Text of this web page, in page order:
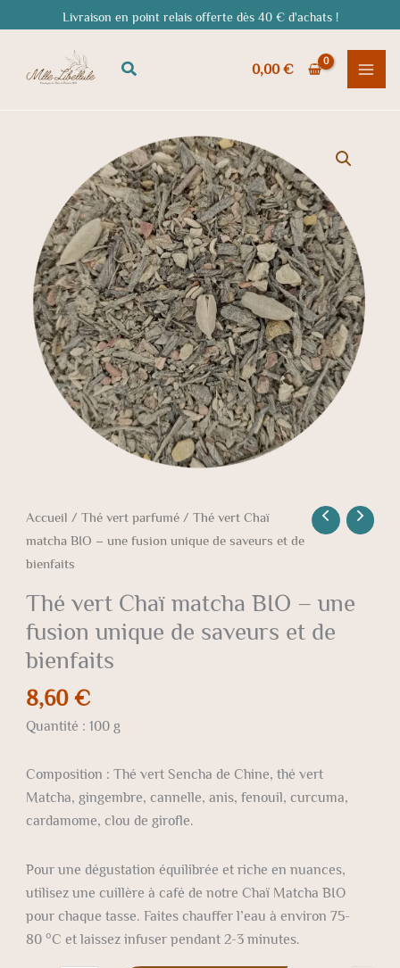
au
Livraison en point relais offerte dès 40 € d'achats !
Rechercher 0,00€
Accueil / Thé vert parfumé/ Thé vert Chaï
matcha BIO – une fusion unique de saveurs et de
bienfaits
Thé vert Chaï matcha BIO – une
fusion unique de saveurs et de
bienfaits
8,60 €
Quantité : 100 g
Composition : Thé vert Sencha de Chine, thé vert
Matcha, gingembre, cannelle, anis, fenouil, curcuma,
cardamome, clou de girofle.
Pour une dégustation équilibrée et riche en nuances,
utilisez une cuillère à café de notre Chaï Matcha BIO
pour chaque tasse. Faites chauffer l’eau à environ 75-
80 °C et laissez infuser pendant 2-3 minutes.
Chaï
matcha
BIO
une
fusion
unique